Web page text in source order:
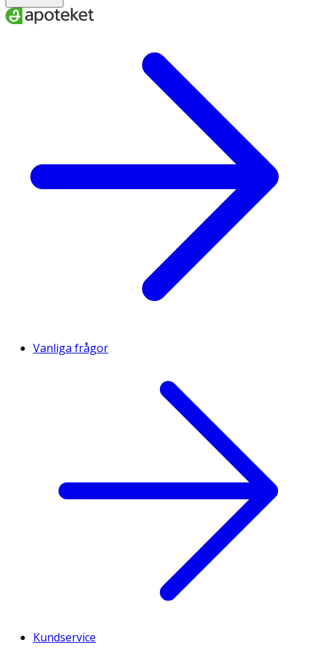
Vanliga frågor
Kundservice